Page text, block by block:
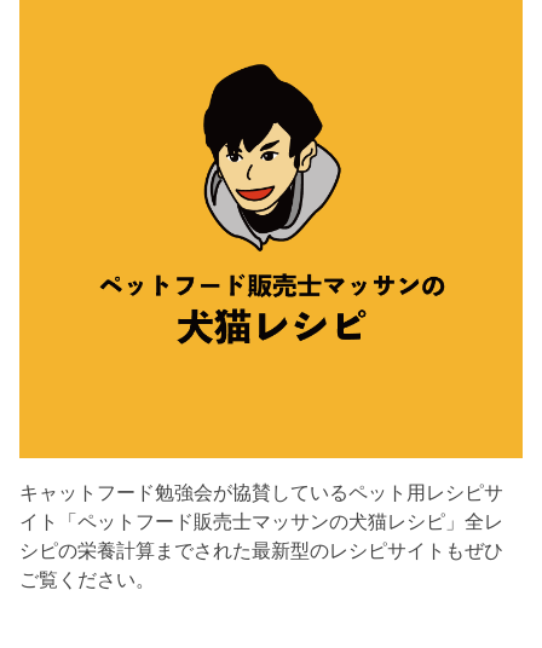
キャットフード勉強会が協賛しているペット用レシピサ
イト「ペットフード販売士マッサンの犬猫レシピ」全レ
シピの栄養計算までされた最新型のレシピサイトもぜひ
ご覧ください。